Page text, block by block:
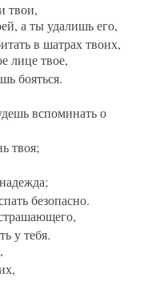
твои,
а ты удалишь его,
в шатрах твоих,
лице твое,
бояться.
вспоминать о
твоя;
безопасно.
у тебя.